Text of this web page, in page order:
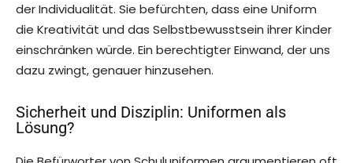
der Individualität. Sie befürchten, dass eine Uniform
die Kreativität und das Selbstbewusstsein ihrer Kinder
einschränken würde. Ein berechtigter Einwand, der uns
dazu zwingt, genauer hinzusehen.
Sicherheit und Disziplin: Uniformen als
Lösung?